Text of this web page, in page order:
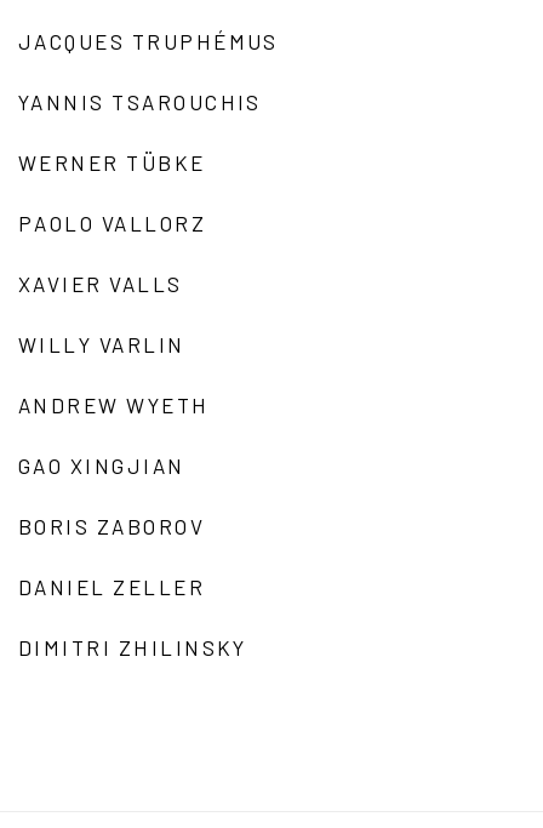
JACQUES TRUPHÉMUS
YANNIS TSAROUCHIS
WERNER TÜBKE
PAOLO VALLORZ
XAVIER VALLS
WILLY VARLIN
ANDREW WYETH
GAO XINGJIAN
BORIS ZABOROV
DANIEL ZELLER
DIMITRI ZHILINSKY